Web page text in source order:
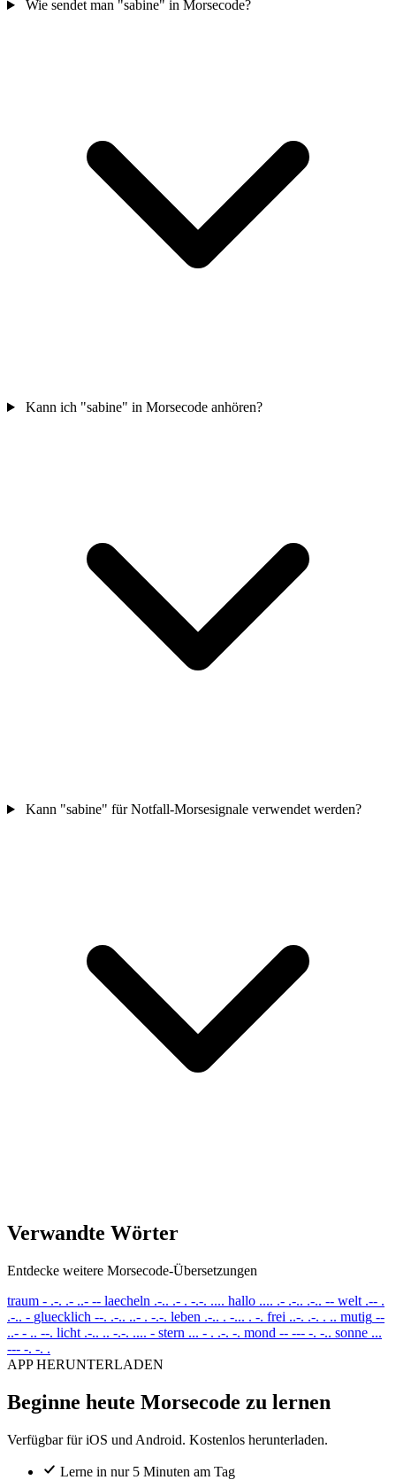
Wie sendet man "sabine" in Morsecode?
Kann ich "sabine" in Morsecode anhören?
Kann "sabine" für Notfall-Morsesignale verwendet werden?
Verwandte Wörter
Entdecke weitere Morsecode-Übersetzungen
traum - .-. .- ..- -- laecheln .-.. .- . -.-. .... hallo .... .- .-.. .-.. -- welt .-- .
.-.. - gluecklich --. .-.. ..- . -.-. leben .-.. . -... . -. frei ..-. .-. . .. mutig --
..- - .. --. licht .-.. .. -.-. .... - stern ... - . .-. -. mond -- --- -. -.. sonne ...
--- -. -. .
APP HERUNTERLADEN
Beginne heute Morsecode zu lernen
Verfügbar für iOS und Android. Kostenlos herunterladen.
Lerne in nur 5 Minuten am Tag